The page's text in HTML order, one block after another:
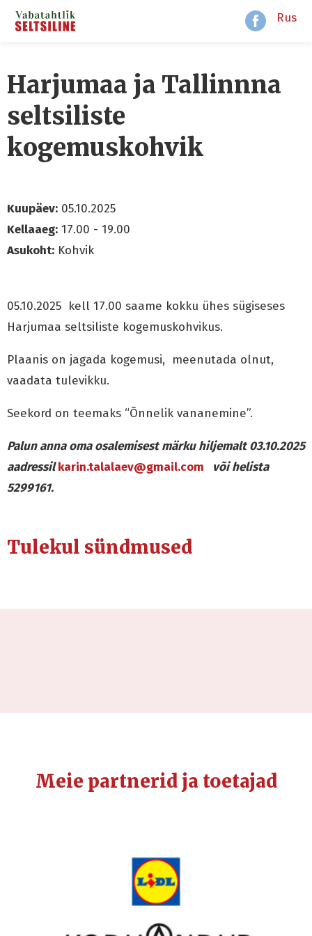
Rus
Harjumaa ja Tallinnna
seltsiliste
kogemuskohvik
Kuupäev: 05.10.2025
Kellaaeg: 17.00 - 19.00
Asukoht: Kohvik
05.10.2025 kell 17.00 saame kokku ühes sügiseses
Harjumaa seltsiliste kogemuskohvikus.
Plaanis on jagada kogemusi, meenutada olnut,
vaadata tulevikku.
Seekord on teemaks “Õnnelik vananemine”.
Palun anna oma osalemisest märku hiljemalt 03.10.2025
aadressilkarin.talalaev@gmail.com
või helista
5299161.
Tulekul sündmused
Meie partnerid ja toetajad